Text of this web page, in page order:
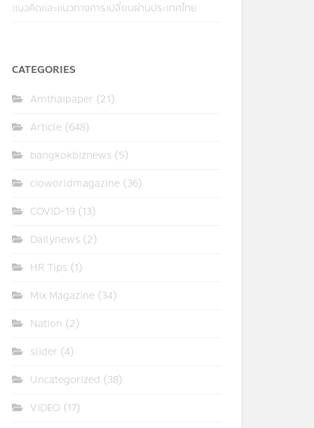
แนวคิดและแนวทางการเปลี่ยนผ่านประเทศไทย
CATEGORIES
Amthaipaper (21)
Article (648)
bangkokbiznews (5)
cioworldmagazine (36)
COVID-19 (13)
Dailynews (2)
HR Tips (1)
Mix Magazine (34)
Nation (2)
slider (4)
Uncategorized (38)
VIDEO (17)